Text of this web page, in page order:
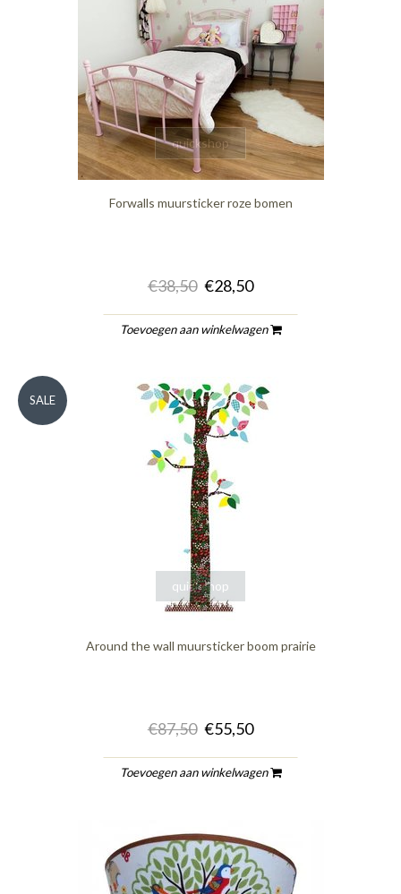
quickshop
Forwalls muursticker roze bomen
€38,50 €28,50
Toevoegen aan winkelwagen
quickshop
SALE
Around the wall muursticker boom prairie
€87,50 €55,50
Toevoegen aan winkelwagen